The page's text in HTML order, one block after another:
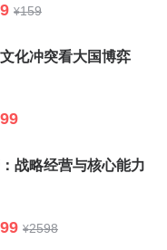
的，它们相互作
体系。其中，精神文
质文化，而制度文化
¥159
化冲突看大国博弈
战略经营与核心能力
¥2598